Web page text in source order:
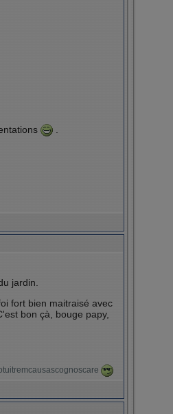
.
jardin.
fort bien maitraisé avec
bon çà, bouge papy,